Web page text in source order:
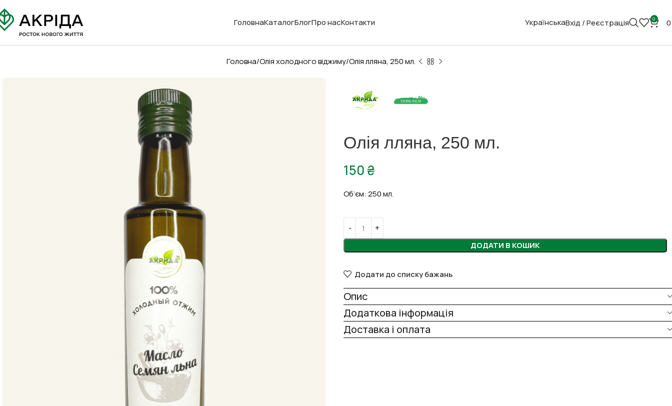
ГоловнаКаталогБлогПро насКонтакти УкраїнськаВхід / Реєстрація 0 0
Головна Олія холодного віджиму Олія лляна, 250 мл.
Олія лляна, 250 мл.
150₴
Об’єм: 250 мл.
ДОДАТИ В КОШИК
Додати до списку бажань
Опис
Додаткова інформація
Доставка і оплата